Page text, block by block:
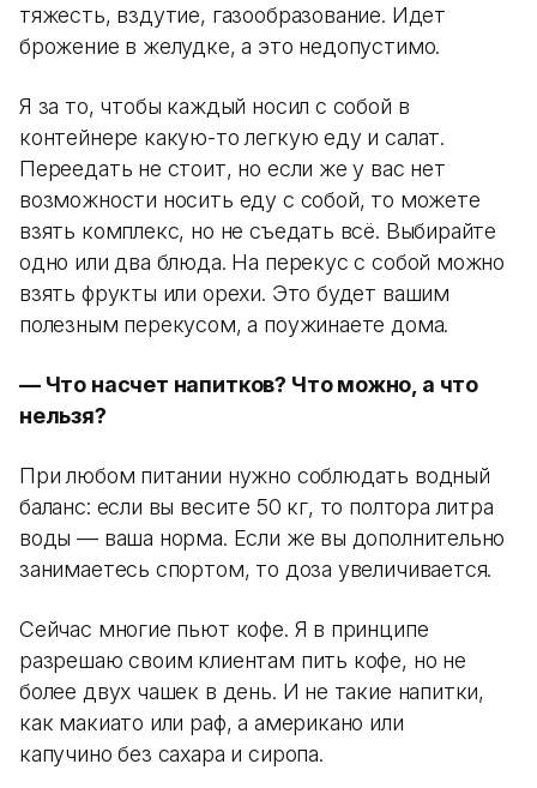
тяжесть, вздутие, газообразование. Идет
брожение в желудке, а это недопустимо.
Я за то, чтобы каждый носил с собой в
контейнере какую-то легкую еду и салат.
Переедать не стоит, но если же у вас нет
возможности носить еду с собой, то можете
взять комплекс, но не съедать всё. Выбирайте
одно или два блюда. На перекус с собой можно
взять фрукты или орехи. Это будет вашим
полезным перекусом, а поужинаете дома.
— Что насчет напитков? Что можно, а что
нельзя?
При любом питании нужно соблюдать водный
баланс: если вы весите 50 кг, то полтора литра
воды — ваша норма. Если же вы дополнительно
занимаетесь спортом, то доза увеличивается.
Сейчас многие пьют кофе. Я в принципе
разрешаю своим клиентам пить кофе, но не
более двух чашек в день. И не такие напитки,
как макиато или раф, а американо или
капучино без сахара и сиропа.